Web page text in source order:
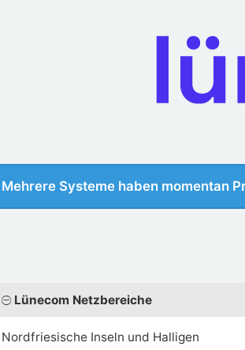
Mehrere Systeme haben momentan
Lünecom Netzbereiche
Nordfriesische Inseln und Halligen